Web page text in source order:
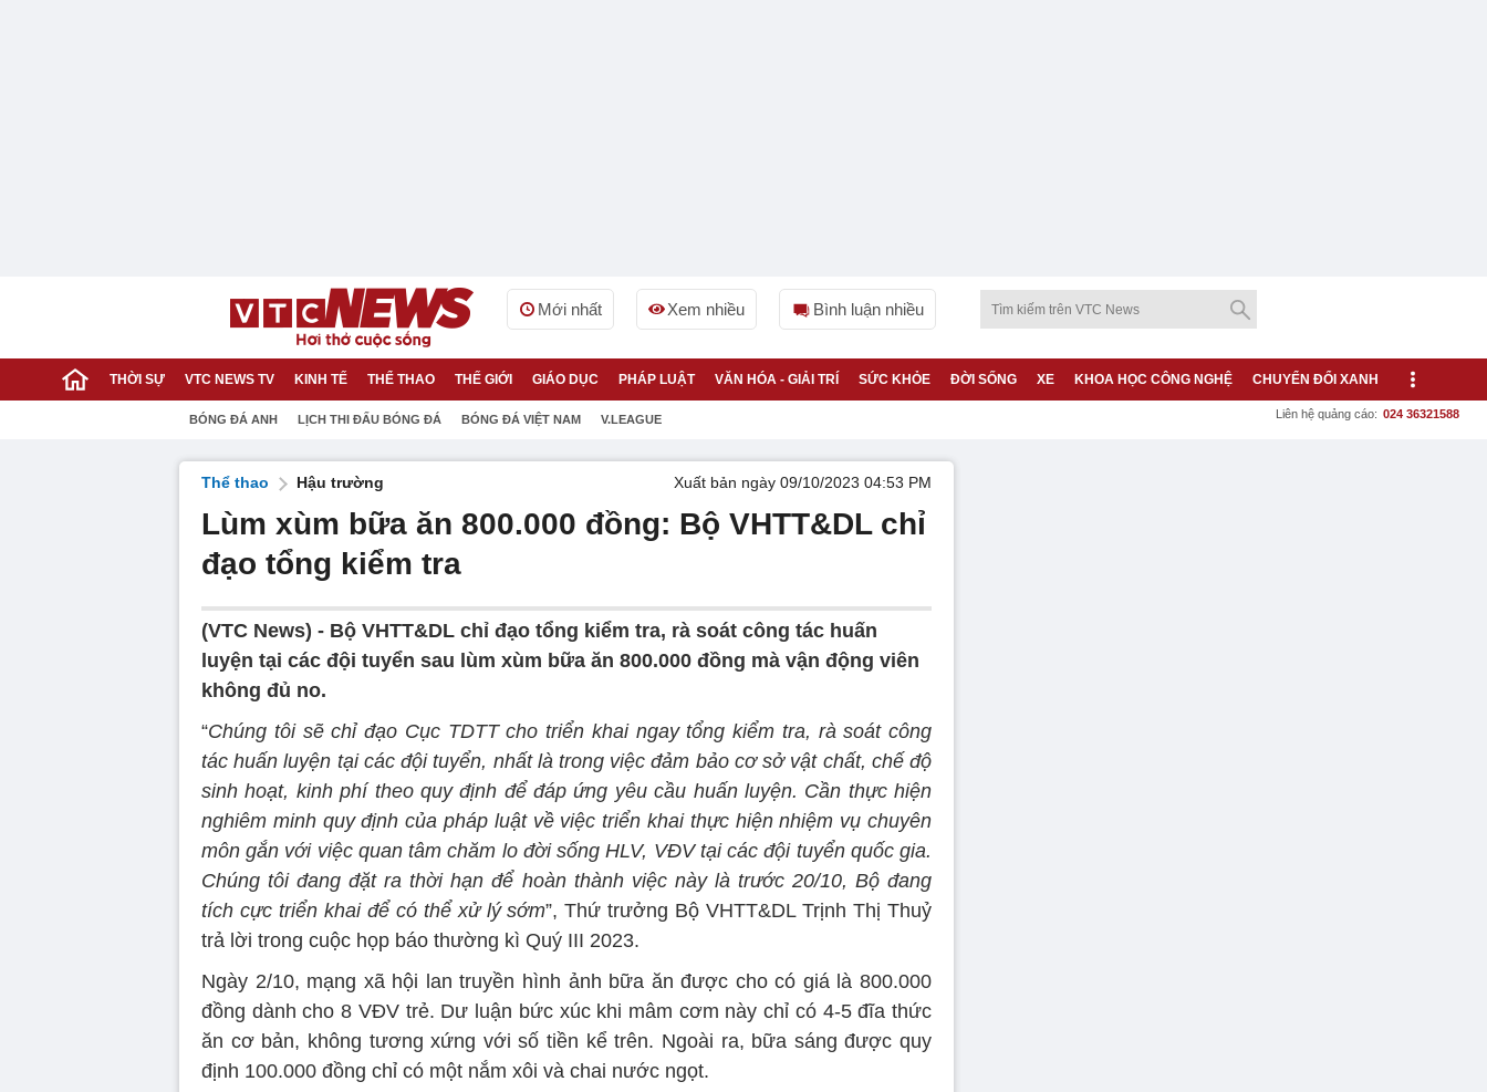
Mới nhất Xem nhiều Bình luận nhiều
THỜI SỰ VTC NEWS TV KINH TẾ THỂ THAO THẾ GIỚI GIÁO DỤC PHÁP LUẬT VĂN HÓA - GIẢI TRÍ SỨC KHỎE ĐỜI SỐNG XE KHOA HỌC CÔNG NGHỆ CHUYỂN ĐỔI XANH
BÓNG ĐÁ ANH LỊCH THI ĐẤU BÓNG ĐÁ BÓNG ĐÁ VIỆT NAM V.LEAGUE Liên hệ quảng cáo: 024 36321588
Thể thao Hậu trường Xuất bản ngày 09/10/2023 04:53 PM
Lùm xùm bữa ăn 800.000 đồng: Bộ VHTT&DL chỉ
đạo tổng kiểm tra
(VTC News) - Bộ VHTT&DL chỉ đạo tổng kiểm tra, rà soát công tác huấn
luyện tại các đội tuyển sau lùm xùm bữa ăn 800.000 đồng mà vận động viên
không đủ no.
“Chúng tôi sẽ chỉ đạo Cục TDTT cho triển khai ngay tổng kiểm tra, rà soát công
tác huấn luyện tại các đội tuyển, nhất là trong việc đảm bảo cơ sở vật chất, chế độ
sinh hoạt, kinh phí theo quy định để đáp ứng yêu cầu huấn luyện. Cần thực hiện
nghiêm minh quy định của pháp luật về việc triển khai thực hiện nhiệm vụ chuyên
môn gắn với việc quan tâm chăm lo đời sống HLV, VĐV tại các đội tuyển quốc gia.
Chúng tôi đang đặt ra thời hạn để hoàn thành việc này là trước 20/10, Bộ đang
tích cực triển khai để có thể xử lý sớm”, Thứ trưởng Bộ VHTT&DL Trịnh Thị Thuỷ
trả lời trong cuộc họp báo thường kì Quý III 2023.
Ngày 2/10, mạng xã hội lan truyền hình ảnh bữa ăn được cho có giá là 800.000
đồng dành cho 8 VĐV trẻ. Dư luận bức xúc khi mâm cơm này chỉ có 4-5 đĩa thức
ăn cơ bản, không tương xứng với số tiền kể trên. Ngoài ra, bữa sáng được quy
định 100.000 đồng chỉ có một nắm xôi và chai nước ngọt.